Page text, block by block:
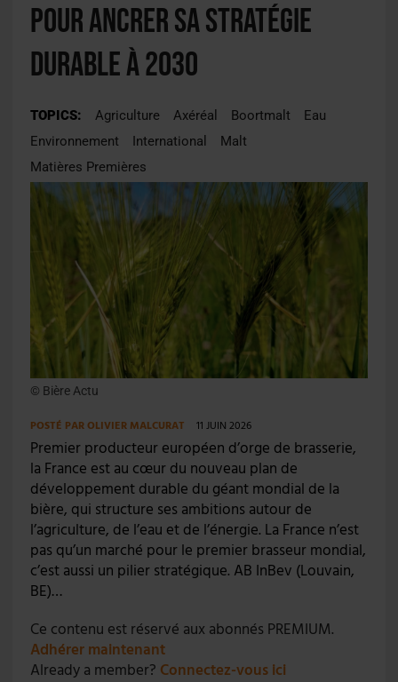
pour ancrer sa stratégie
durable à 2030
TOPICS: Agriculture Axéréal Boortmalt
Eau
Environnement
International
Malt
Matières Premières
© Bière Actu
POSTÉ PAROLIVIER MALCURAT 11 JUIN 2026
Premier producteur européen d’orge de brasserie,
la France est au cœur du nouveau plan de
développement durable du géant mondial de la
bière, qui structure ses ambitions autour de
l’agriculture, de l’eau et de l’énergie. La France n’est
pas qu’un marché pour le premier brasseur mondial,
c’est aussi un pilier stratégique. AB InBev (Louvain,
BE)…
Ce contenu est réservé aux abonnés PREMIUM.
Adhérer maintenant
Already a member? Connectez-vous ici